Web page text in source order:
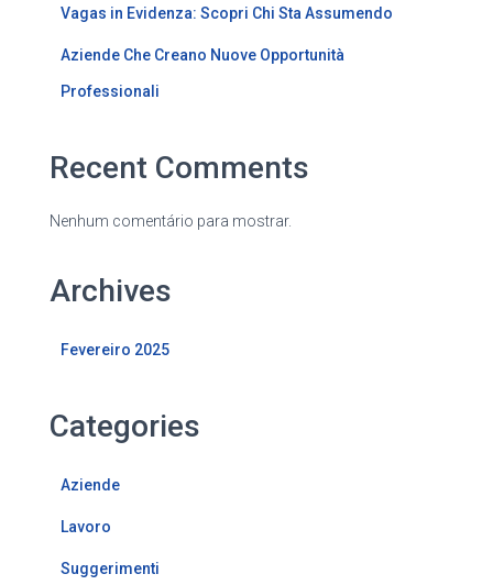
Vagas in Evidenza: Scopri Chi Sta Assumendo
Aziende Che Creano Nuove Opportunità
Professionali
Recent Comments
Nenhum comentário para mostrar.
Archives
Fevereiro 2025
Categories
Aziende
Lavoro
Suggerimenti